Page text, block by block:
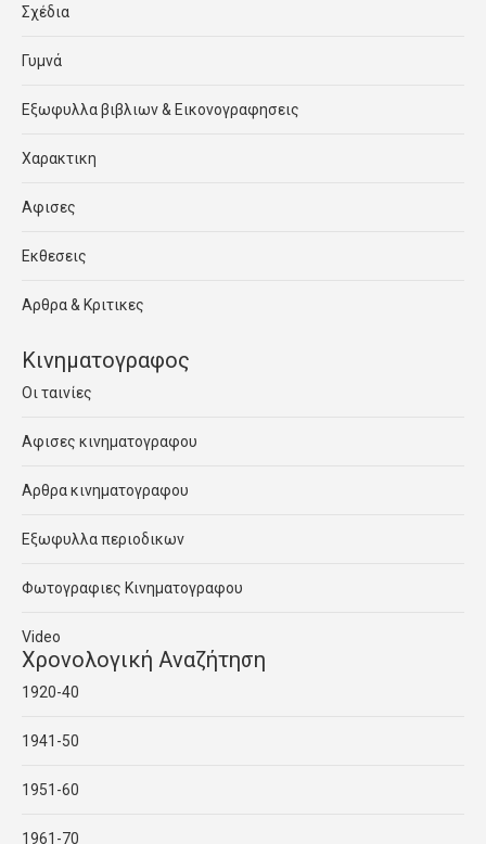
Σχέδια
Γυμνά
Εξωφυλλα βιβλιων & Εικονογραφησεις
Χαρακτικη
Αφισες
Εκθεσεις
Αρθρα & Κριτικες
Κινηματογραφος
Οι ταινίες
Αφισες κινηματογραφου
Αρθρα κινηματογραφου
Εξωφυλλα περιοδικων
Φωτογραφιες Κινηματογραφου
Video
Χρονολογική Αναζήτηση
1920-40
1941-50
1951-60
1961-70